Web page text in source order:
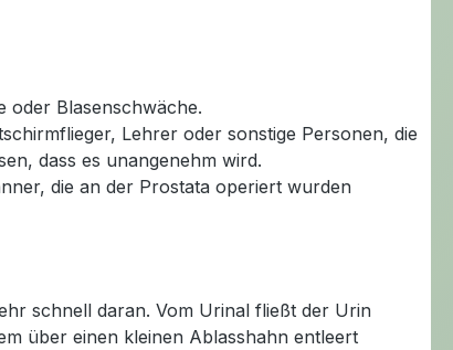
oder Blasenschwäche.
Lehrer oder sonstige Personen, die
dass es unangenehm wird.
die an der Prostata operiert wurden
schnell daran. Vom Urinal fließt der Urin
über einen kleinen Ablasshahn entleert